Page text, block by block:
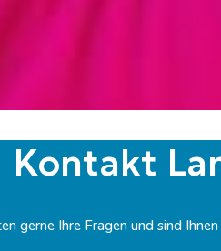
Kontakt
gerne Ihre Fragen und sind